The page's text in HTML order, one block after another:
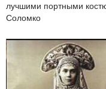
лучшими портными
Соломко